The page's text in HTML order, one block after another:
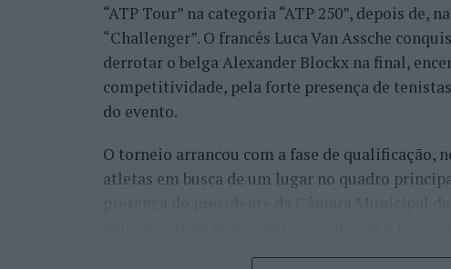
“ATP Tour” na categoria “ATP 250”, depois
“Challenger”. O francês Luca Van Assche
derrotar o belga Alexander Blockx na final,
competitividade, pela forte presença de
do evento.
O torneio arrancou com a fase de qualificação,
atletas em busca de um lugar no quadro
concelho no centro do calendário internacional